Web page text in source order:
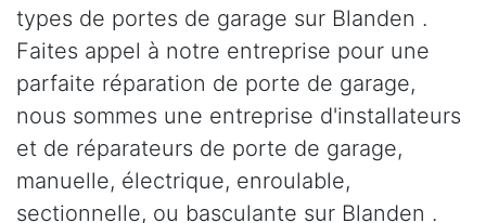
types de portes de garage sur Blanden .
Faites appel à notre entreprise pour une
parfaite réparation de porte de garage,
nous sommes une entreprise d'installateurs
et de réparateurs de porte de garage,
manuelle, électrique, enroulable,
sectionnelle, ou basculante sur Blanden .